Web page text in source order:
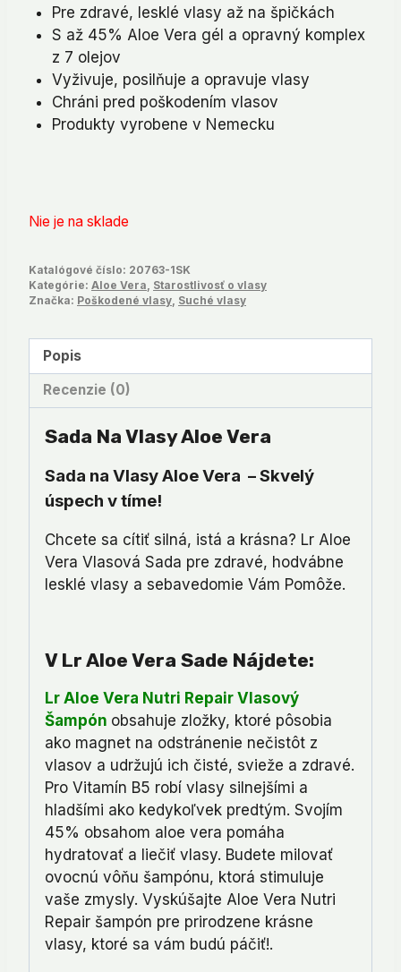
Pre zdravé, lesklé vlasy až na špičkách
S až 45% Aloe Vera gél a opravný komplex
z 7 olejov
Vyživuje, posilňuje a opravuje vlasy
Chráni pred poškodením vlasov
Produkty vyrobene v Nemecku
Nie je na sklade
Katalógové číslo: 20763-1SK
Kategórie: Aloe Vera, Starostlivosť o vlasy
Značka: Poškodené vlasy, Suché vlasy
Popis
Recenzie (0)
Sada Na Vlasy Aloe Vera
Sada na Vlasy Aloe Vera – Skvelý
úspech v tíme!
Chcete sa cítiť silná, istá a krásna? Lr Aloe
Vera Vlasová Sada pre zdravé, hodvábne
lesklé vlasy a sebavedomie Vám Pomôže.
V Lr Aloe Vera Sade Nájdete:
Lr Aloe Vera Nutri Repair Vlasový
Šampón obsahuje zložky, ktoré pôsobia
ako magnet na odstránenie nečistôt z
vlasov a udržujú ich čisté, svieže a zdravé.
Pro Vitamín B5 robí vlasy silnejšími a
hladšími ako kedykoľvek predtým. Svojím
45% obsahom aloe vera pomáha
hydratovať a liečiť vlasy. Budete milovať
ovocnú vôňu šampónu, ktorá stimuluje
vaše zmysly. Vyskúšajte Aloe Vera Nutri
Repair šampón pre prirodzene krásne
vlasy, ktoré sa vám budú páčiť!.